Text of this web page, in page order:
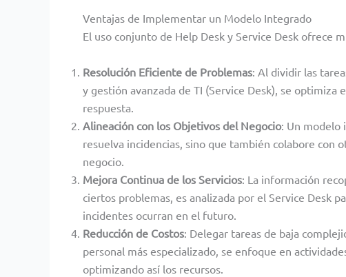
Ventajas de Implementar un Modelo Integrado
El uso conjunto de Help Desk y Service Desk ofrece
Resolución Eficiente de Problemas: Al dividir las
y gestión avanzada de TI (Service Desk), se
respuesta.
Alineación con los Objetivos del Negocio: Un modelo
resuelva incidencias, sino que también colabore con
negocio.
Mejora Continua de los Servicios: La información
ciertos problemas, es analizada por el Service Desk
incidentes ocurran en el futuro.
Reducción de Costos: Delegar tareas de baja
personal más especializado, se enfoque en
optimizando así los recursos.